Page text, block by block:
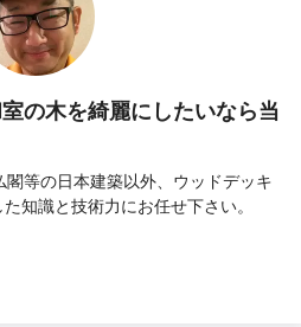
の木を綺麗にしたいなら当
等の日本建築以外、ウッドデッキ
知識と技術力にお任せ下さい。